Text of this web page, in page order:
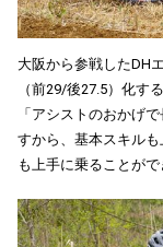
大阪から参戦したDH
（前29/後27.5）化す
「アシストのおかげ
すから、基本スキル
も上手に乗ることがで